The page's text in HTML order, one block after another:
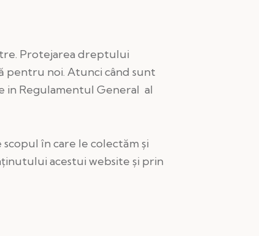
Protejarea dreptului
pentru noi. Atunci când sunt
in Regulamentul General al
în care le colectăm și
acestui website și prin